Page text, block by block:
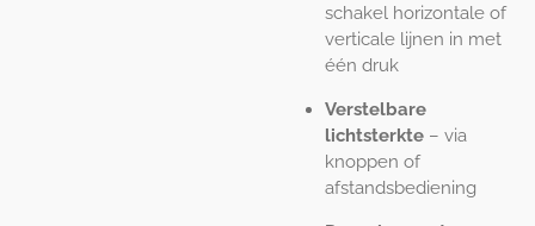
schakel horizontale of
verticale lijnen in met
één druk
Verstelbare
lichtsterkte– via
knoppen of
afstandsbediening